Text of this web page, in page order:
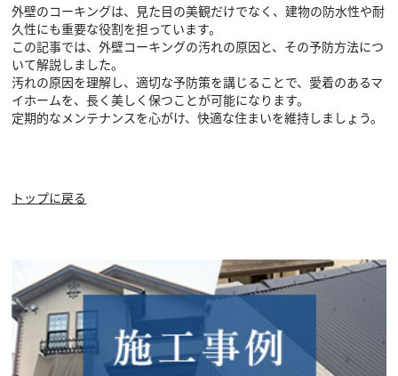
外壁のコーキングは、見た目の美観だけでなく、建物の防水性や耐
久性にも重要な役割を担っています。
この記事では、外壁コーキングの汚れの原因と、その予防方法につ
いて解説しました。
汚れの原因を理解し、適切な予防策を講じることで、愛着のあるマ
イホームを、長く美しく保つことが可能になります。
定期的なメンテナンスを心がけ、快適な住まいを維持しましょう。
トップに戻る